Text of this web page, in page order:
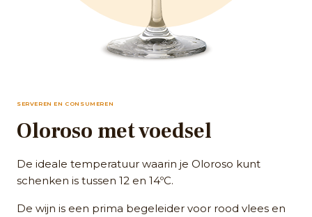
SERVEREN EN CONSUMEREN
Oloroso met voedsel
De ideale temperatuur waarin je Oloroso kunt
schenken is tussen 12 en 14ºC.
De wijn is een prima begeleider voor rood vlees en